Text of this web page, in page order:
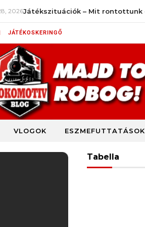
– Mit rontottunk el?
JÁTÉKOSKERINGŐ
VLOGOK ESZMEFUTTATÁSOK
Tabella